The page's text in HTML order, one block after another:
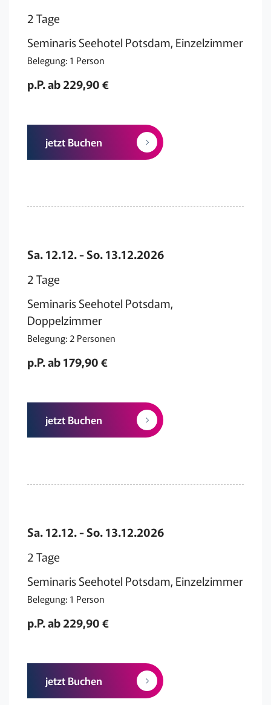
2 Tage
Seminaris Seehotel Potsdam, Einzelzimmer
Belegung: 1 Person
p.P. ab 229,90 €
jetzt Buchen
Sa. 12.12. - So. 13.12.2026
2 Tage
Seminaris Seehotel Potsdam,
Doppelzimmer
Belegung: 2 Personen
p.P. ab 179,90 €
jetzt Buchen
Sa. 12.12. - So. 13.12.2026
2 Tage
Seminaris Seehotel Potsdam, Einzelzimmer
Belegung: 1 Person
p.P. ab 229,90 €
jetzt Buchen